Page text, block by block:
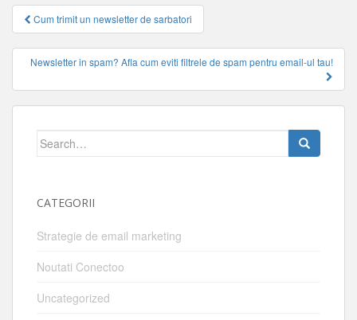
Navigare
articole
Cum trimit un newsletter de sarbatori
Newsletter in spam? Afla cum eviti filtrele de spam pentru email-ul tau!
Search
CATEGORII
Strategie de email marketing
Noutati Conectoo
Uncategorized